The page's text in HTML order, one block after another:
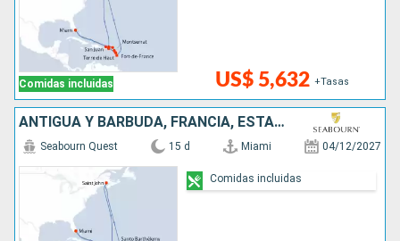
Comidas incluidas US$ 5,632 +Tasas
ANTIGUA Y BARBUDA, FRANCIA, ESTADOS UNIDOS, CANADÁ, REINO UNIDO,
Seabourn Quest 15 d Miami 04/12/2027
Comidas incluidas